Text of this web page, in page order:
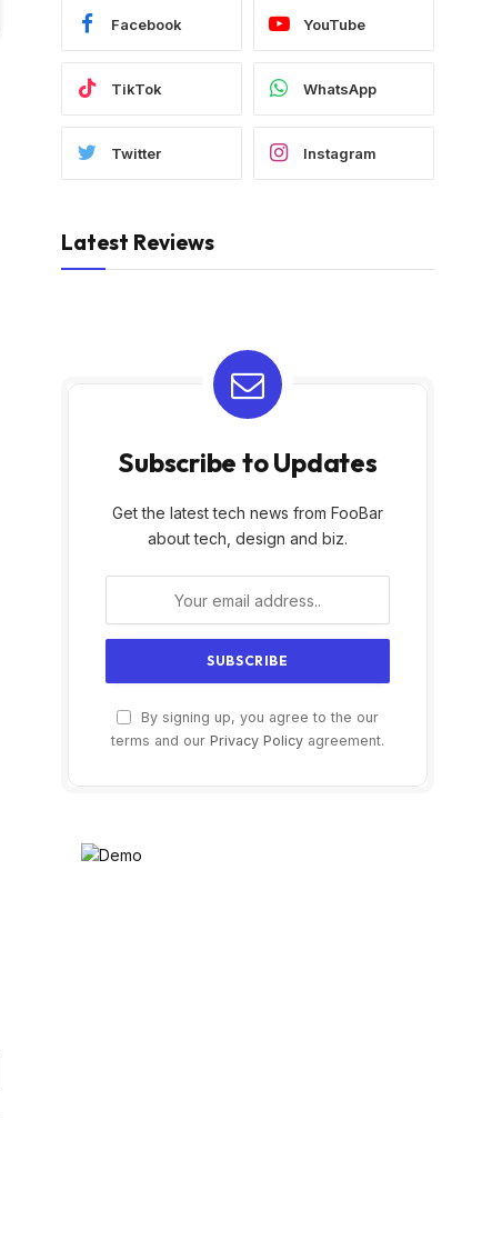
Facebook YouTube
TikTok WhatsApp
Twitter Instagram
Latest Reviews
Subscribe to Updates
Get the latest tech news from FooBar
about tech, design and biz.
By signing up, you agree to the our
terms and our Privacy Policy agreement.